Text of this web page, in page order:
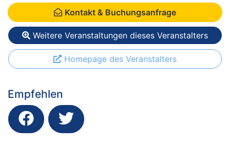
Kontakt & Buchungsanfrage
Weitere Veranstaltungen dieses Veranstalters
Homepage des Veranstalters
Empfehlen